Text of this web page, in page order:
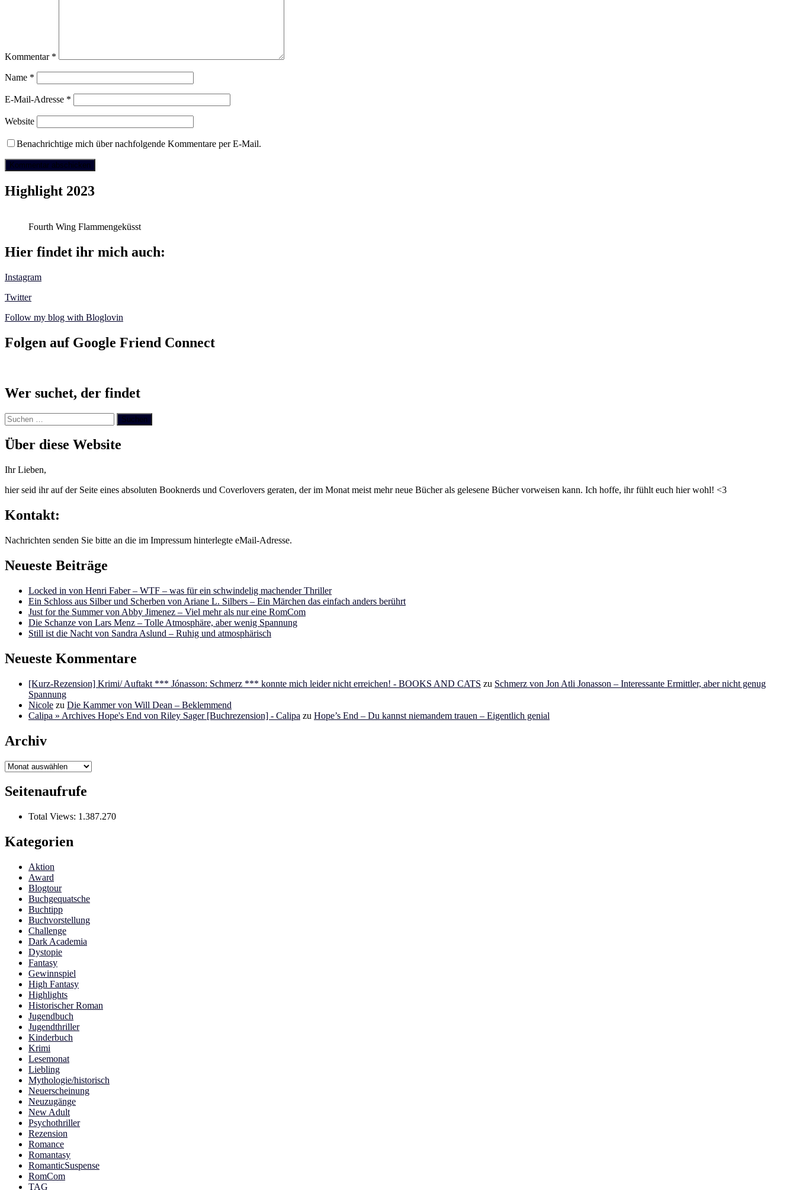
Kommentar *
Name *
E-Mail-Adresse *
Website
Benachrichtige mich über nachfolgende Kommentare per E-Mail.
Highlight 2023
Fourth Wing Flammengeküsst
Hier findet ihr mich auch:
Instagram
Twitter
Follow my blog with Bloglovin
Folgen auf Google Friend Connect
Wer suchet, der findet
Suchen
nach:
Über diese Website
Ihr Lieben,
hier seid ihr auf der Seite eines absoluten Booknerds und Coverlovers geraten, der im Monat meist mehr neue Bücher als gelesene Bücher vorweisen kann. Ich hoffe, ihr fühlt euch hier wohl! <3
Kontakt:
Nachrichten senden Sie bitte an die im Impressum hinterlegte eMail-Adresse.
Neueste Beiträge
Locked in von Henri Faber – WTF – was für ein schwindelig machender Thriller
Ein Schloss aus Silber und Scherben von Ariane L. Silbers – Ein Märchen das einfach anders berührt
Just for the Summer von Abby Jimenez – Viel mehr als nur eine RomCom
Die Schanze von Lars Menz – Tolle Atmosphäre, aber wenig Spannung
Still ist die Nacht von Sandra Aslund – Ruhig und atmosphärisch
Neueste Kommentare
[Kurz-Rezension] Krimi/ Auftakt *** Jónasson: Schmerz *** konnte mich leider nicht erreichen! - BOOKS AND CATS zu Schmerz von Jon Atli Jonasson – Interessante Ermittler, aber nicht genug
Spannung
Nicole zu Die Kammer von Will Dean – Beklemmend
Calipa » Archives Hope's End von Riley Sager [Buchrezension] - Calipa zu Hope’s End – Du kannst niemandem trauen – Eigentlich genial
Archiv
Archiv
Seitenaufrufe
Total Views: 1.387.270
Kategorien
Aktion
Award
Blogtour
Buchgequatsche
Buchtipp
Buchvorstellung
Challenge
Dark Academia
Dystopie
Fantasy
Gewinnspiel
High Fantasy
Highlights
Historischer Roman
Jugendbuch
Jugendthriller
Kinderbuch
Krimi
Lesemonat
Liebling
Mythologie/historisch
Neuerscheinung
Neuzugänge
New Adult
Psychothriller
Rezension
Romance
Romantasy
RomanticSuspense
RomCom
TAG